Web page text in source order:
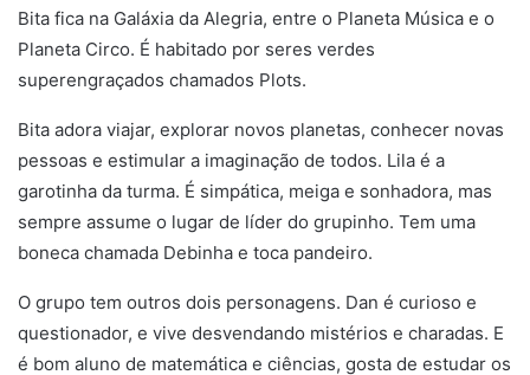
Bita fica na Galáxia da Alegria, entre o Planeta Música e o
Planeta Circo. É habitado por seres verdes
superengraçados chamados Plots.
Bita adora viajar, explorar novos planetas, conhecer novas
pessoas e estimular a imaginação de todos. Lila é a
garotinha da turma. É simpática, meiga e sonhadora, mas
sempre assume o lugar de líder do grupinho. Tem uma
boneca chamada Debinha e toca pandeiro.
O grupo tem outros dois personagens. Dan é curioso e
questionador, e vive desvendando mistérios e charadas. E
é bom aluno de matemática e ciências, gosta de estudar os